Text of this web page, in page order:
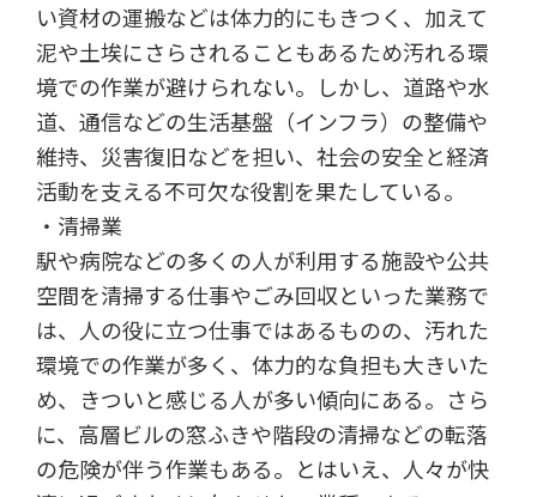
い資材の運搬などは体力的にもきつく、加えて
泥や土埃にさらされることもあるため汚れる環
境での作業が避けられない。しかし、道路や水
道、通信などの生活基盤（インフラ）の整備や
維持、災害復旧などを担い、社会の安全と経済
活動を支える不可欠な役割を果たしている。
・清掃業
駅や病院などの多くの人が利用する施設や公共
空間を清掃する仕事やごみ回収といった業務で
は、人の役に立つ仕事ではあるものの、汚れた
環境での作業が多く、体力的な負担も大きいた
め、きついと感じる人が多い傾向にある。さら
に、高層ビルの窓ふきや階段の清掃などの転落
の危険が伴う作業もある。とはいえ、人々が快